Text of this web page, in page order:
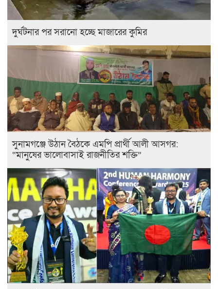
দুর্ঘটনার পর সরানো হচ্ছে মাজারের কুমির
সুনামগঞ্জে উঠান বৈঠকে এমপি প্রার্থী আলী আসগর:
“মানুষের ভালোবাসাই রাজনীতির শক্তি”